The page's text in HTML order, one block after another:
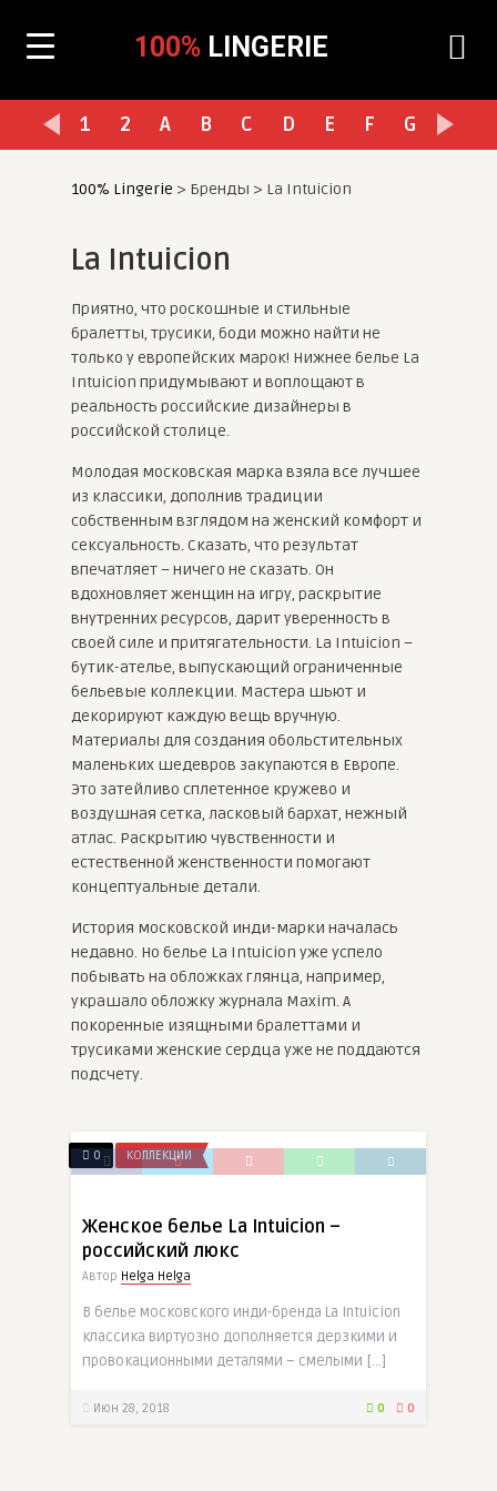
100% LINGERIE
1 2 A B C D E F G H
100% Lingerie > Бренды > La Intuicion
La Intuicion
Приятно, что роскошные и стильные
бралетты, трусики, боди можно найти не
только у европейских марок! Нижнее белье La
Intuicion придумывают и воплощают в
реальность российские дизайнеры в
российской столице.
Молодая московская марка взяла все лучшее
из классики, дополнив традиции
собственным взглядом на женский комфорт и
сексуальность. Сказать, что результат
впечатляет – ничего не сказать. Он
вдохновляет женщин на игру, раскрытие
внутренних ресурсов, дарит уверенность в
своей силе и притягательности. La Intuicion –
бутик-ателье, выпускающий ограниченные
бельевые коллекции. Мастера шьют и
декорируют каждую вещь вручную.
Материалы для создания обольстительных
маленьких шедевров закупаются в Европе.
Это затейливо сплетенное кружево и
воздушная сетка, ласковый бархат, нежный
атлас. Раскрытию чувственности и
естественной женственности помогают
концептуальные детали.
История московской инди-марки началась
недавно. Но белье La Intuicion уже успело
побывать на обложках глянца, например,
украшало обложку журнала Maxim. А
покоренные изящными бралеттами и
трусиками женские сердца уже не поддаются
подсчету.
0 КОЛЛЕКЦИИ
Женское белье La Intuicion –
российский люкс
Автор Helga Helga
В белье московского инди-бренда La Intuicion
классика виртуозно дополняется дерзкими и
провокационными деталями – смелыми […]
Июн 28, 2018 0 0